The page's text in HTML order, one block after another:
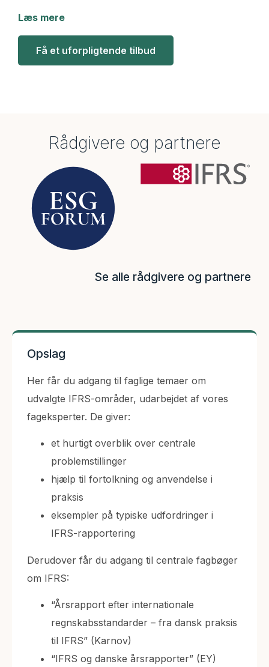
Læs mere
Få et uforpligtende tilbud
Rådgivere og partnere
Se alle rådgivere og partnere
Opslag
Her får du adgang til faglige temaer om
udvalgte IFRS-områder, udarbejdet af vores
fageksperter. De giver:
et hurtigt overblik over centrale
problemstillinger
hjælp til fortolkning og anvendelse i
praksis
eksempler på typiske udfordringer i
IFRS-rapportering
Derudover får du adgang til centrale fagbøger
om IFRS:
“Årsrapport efter internationale
regnskabsstandarder – fra dansk praksis
til IFRS” (Karnov)
“IFRS og danske årsrapporter” (EY)